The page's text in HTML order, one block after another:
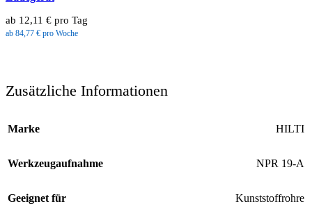
ab 12,11 € pro Tag
ab 84,77 € pro Woche
Zusätzliche Informationen
Marke HILTI
Werkzeugaufnahme NPR 19-A
Geeignet für Kunststoffrohre